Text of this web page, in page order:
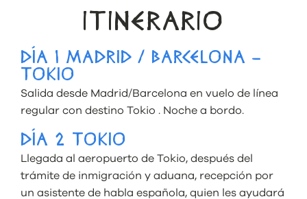
ITINERARIO
DÍA 1 MADRID / BARCELONA –
TOKIO
Salida desde Madrid/Barcelona en vuelo de línea
regular con destino Tokio . Noche a bordo.
DÍA 2 TOKIO
Llegada al aeropuerto de Tokio, después del
trámite de inmigración y aduana, recepción por
un asistente de habla española, quien les ayudará